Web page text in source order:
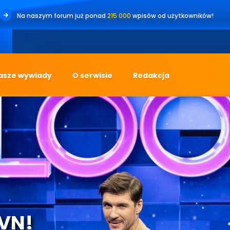
Na naszym forum już ponad 215 000 wpisów od użytkowników!
wywiady O serwisie Redakcja